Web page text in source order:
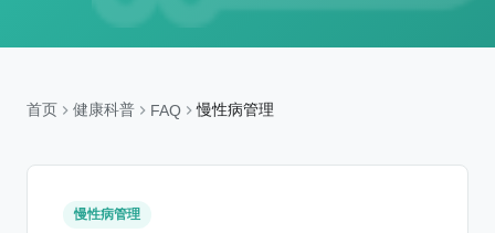
首页 健康科普 FAQ 慢性病管理
慢性病管理